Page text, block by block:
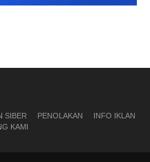
SIBER PENOLAKAN
INFO IKLAN
KAMI